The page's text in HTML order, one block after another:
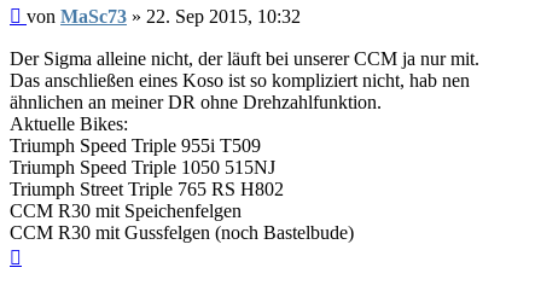
Beitrag
von MaSc73 » 22. Sep 2015, 10:32
Der Sigma alleine nicht, der läuft bei unserer CCM ja nur mit.
Das anschließen eines Koso ist so kompliziert nicht, hab nen
ähnlichen an meiner DR ohne Drehzahlfunktion.
Aktuelle Bikes:
Triumph Speed Triple 955i T509
Triumph Speed Triple 1050 515NJ
Triumph Street Triple 765 RS H802
CCM R30 mit Speichenfelgen
CCM R30 mit Gussfelgen (noch Bastelbude)